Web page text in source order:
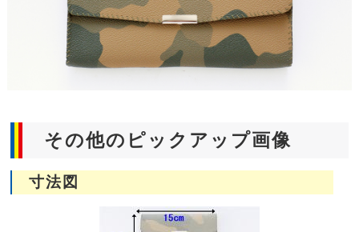
その他のピックアップ画像
寸法図